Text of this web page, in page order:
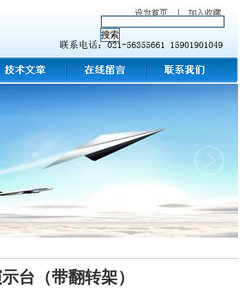
台（带翻转架）